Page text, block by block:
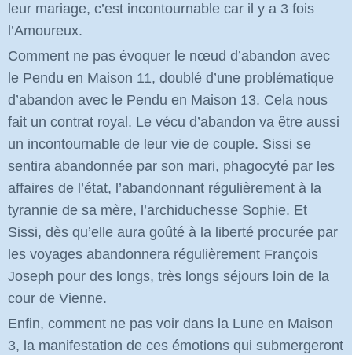
leur mariage, c’est incontournable car il y a 3 fois
l’Amoureux.
Comment ne pas évoquer le nœud d’abandon avec
le Pendu en Maison 11, doublé d’une problématique
d’abandon avec le Pendu en Maison 13. Cela nous
fait un contrat royal. Le vécu d’abandon va être aussi
un incontournable de leur vie de couple. Sissi se
sentira abandonnée par son mari, phagocyté par les
affaires de l’état, l’abandonnant régulièrement à la
tyrannie de sa mère, l’archiduchesse Sophie. Et
Sissi, dès qu’elle aura goûté à la liberté procurée par
les voyages abandonnera régulièrement François
Joseph pour des longs, très longs séjours loin de la
cour de Vienne.
Enfin, comment ne pas voir dans la Lune en Maison
3, la manifestation de ces émotions qui submergeront